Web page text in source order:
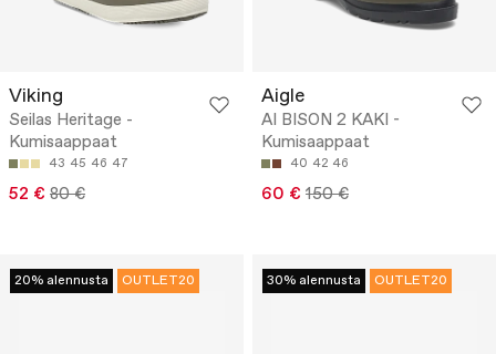
Viking
Seilas Heritage -
Kumisaappaat
43 45 46 47
52 € 80 €
Aigle
AI BISON 2 KAKI -
Kumisaappaat
40 42 46
60 € 150 €
20% alennusta OUTLET20 30% alennusta OUTLET20